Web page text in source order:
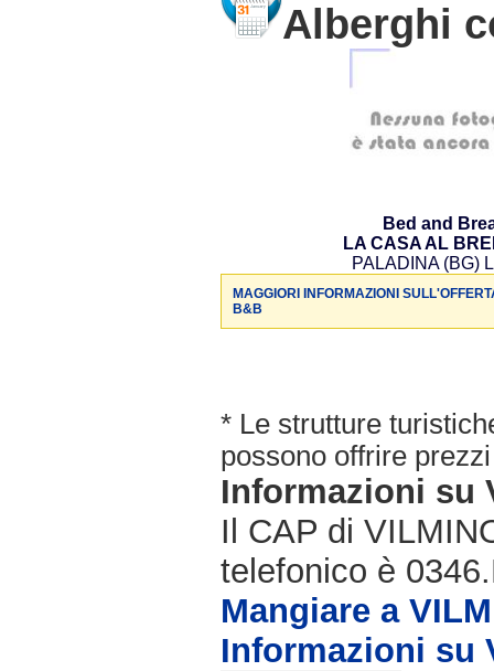
Alberghi
Bed and
LA CASA AL
PALADINA (BG)
MAGGIORI INFORMAZIONI
B&B
* Le strutture
possono offrire
Informazioni su
Il CAP di
telefonico è
Mangiare a
Informazioni su